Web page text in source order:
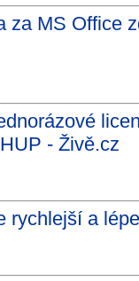
za MS Office
- Živě.cz
rychlejší a